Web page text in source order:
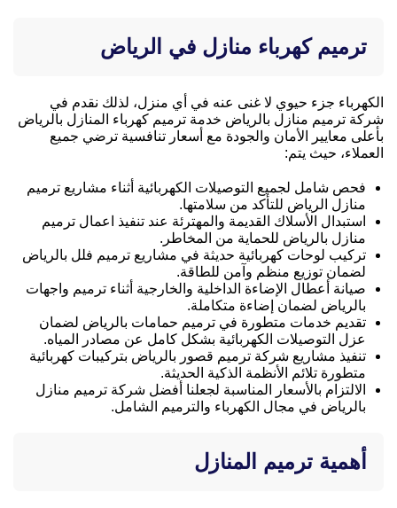
ترميم كهرباء منازل في الرياض
الكهرباء جزء حيوي لا غنى عنه في أي منزل، لذلك نقدم في
شركة ترميم منازل بالرياض خدمة ترميم كهرباء المنازل بالرياض
بأعلى معايير الأمان والجودة مع أسعار تنافسية ترضي جميع
العملاء، حيث يتم:
فحص شامل لجميع التوصيلات الكهربائية أثناء مشاريع ترميم
منازل الرياض للتأكد من سلامتها.
استبدال الأسلاك القديمة والمهترئة عند تنفيذ اعمال ترميم
منازل بالرياض للحماية من المخاطر.
تركيب لوحات كهربائية حديثة في مشاريع ترميم فلل بالرياض
لضمان توزيع منظم وآمن للطاقة.
صيانة أعطال الإضاءة الداخلية والخارجية أثناء ترميم واجهات
بالرياض لضمان إضاءة متكاملة.
تقديم خدمات متطورة في ترميم حمامات بالرياض لضمان
عزل التوصيلات الكهربائية بشكل كامل عن مصادر المياه.
تنفيذ مشاريع شركة ترميم قصور بالرياض بتركيبات كهربائية
متطورة تلائم الأنظمة الذكية الحديثة.
الالتزام بالأسعار المناسبة لجعلنا أفضل شركة ترميم منازل
بالرياض في مجال الكهرباء والترميم الشامل.
أهمية ترميم المنازل